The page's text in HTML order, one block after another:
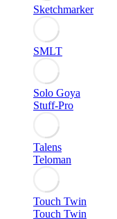
Sketchmarker
SMLT
Solo Goya
Stuff-Pro
Talens
Teloman
Touch Twin
Touch Twin